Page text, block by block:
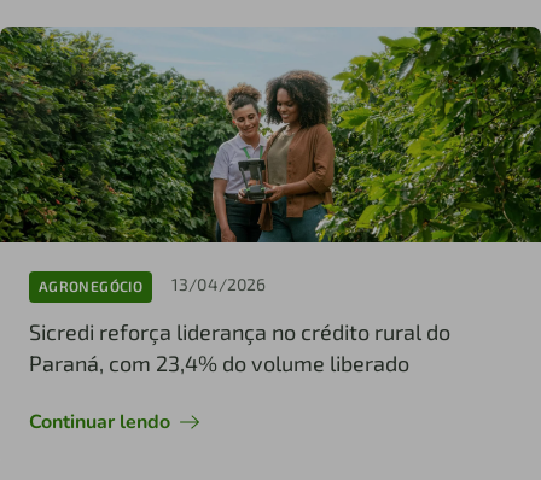
AGRONEGÓCIO 13/04/2026
Sicredi reforça liderança no crédito rural do
Paraná, com 23,4% do volume liberado
Continuar lendo